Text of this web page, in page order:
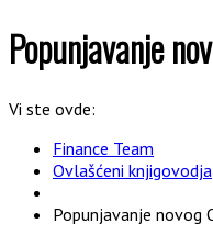
Popunjavanje
Vi ste ovde:
Finance Team
Ovlašćeni knjigovodja
Popunjavanje novog